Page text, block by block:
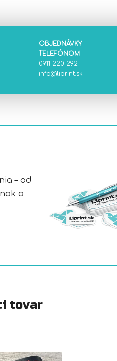
OBJEDNÁVKY
TELEFÓNOM
0911 220 292
info@liprint.sk
– od
a
tovar